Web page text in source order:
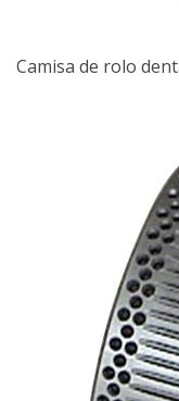
Camisa de rolo